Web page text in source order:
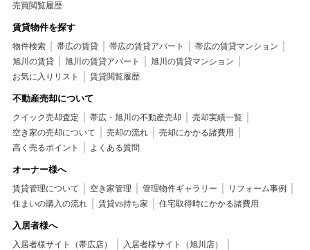
売買閲覧履歴
賃貸物件を探す
物件検索 帯広の賃貸 帯広の賃貸アパート
帯広の賃貸マンション
旭川の賃貸
旭川の賃貸アパート
旭川の賃貸マンション
お気に入りリスト
賃貸閲覧履歴
不動産売却について
クイック売却査定 帯広・旭川の不動産売却
売却実績一覧
空き家の売却について
売却の流れ
売却にかかる諸費用
高く売るポイント
よくある質問
オーナー様へ
賃貸管理について 空き家管理 管理物件ギャラリー
リフォーム事例
住まいの購入の流れ
賃貸vs持ち家 住宅取得時にかかる諸費用
入居者様へ
入居者様サイト（帯広店）
入居者様サイト（旭川店）